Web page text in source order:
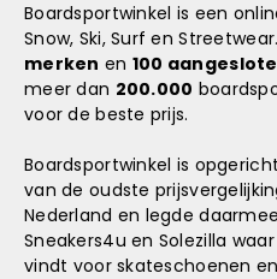
Boardsportwinkel is een
Snow, Ski, Surf en
merken en 100
meer dan 200.000
voor de beste prijs.
Boardsportwinkel is
van de oudste
Nederland en legde
Sneakers4u en Solezilla
vindt voor skateschoenen